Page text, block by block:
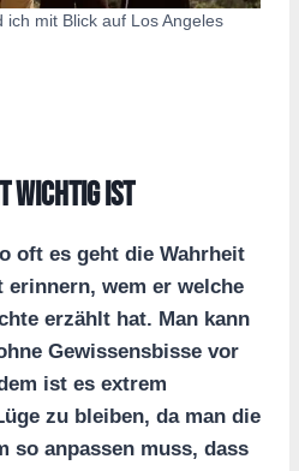
ich mit Blick auf Los Angeles
wichtig ist
oft es geht die Wahrheit
wem er welche
erzählt hat. Man kann
Gewissensbisse vor
ist es extrem
zu bleiben, da man die
so anpassen muss, dass